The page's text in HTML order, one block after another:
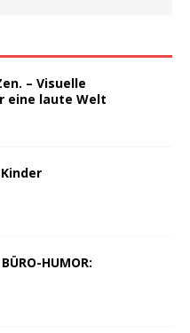
– Visuelle
eine laute Welt
HUMOR: